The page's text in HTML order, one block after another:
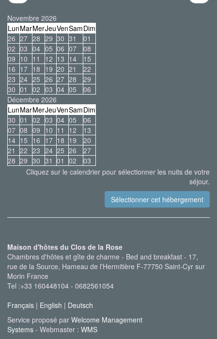
Novembre 2026
LunMarMerJeuVenSamDim
26 27 28 29 30 31
01
02 03 04 05 06 07
08
09 10 11 12 13 14
15
16 17 18 19 20 21
22
23 24 25 26 27 28
29
30 01 02 03 04 05
06
Décembre 2026
LunMarMerJeuVenSamDim
30 01 02 03 04 05
06
07 08 09 10 11 12
13
14 15 16 17 18 19
20
21 22 23 24 25 26
27
28 29 30 31 01 02
03
Cliquez sur le calendrier pour sélectionner les nuits de votre
séjour.
Maison d'hôtes du Clos de la Rose
Chambres d'hôtes et gîte de charme - Bed and breakfast - 17,
rue de la Source, Hameau de l'Hermitière F-77750 Saint-Cyr sur
Morin France
Tel :+33 160448104 - 0682561054
Français | English | Deutsch
Service proposé par Welcome Management
Systems - Webmaster : WMS